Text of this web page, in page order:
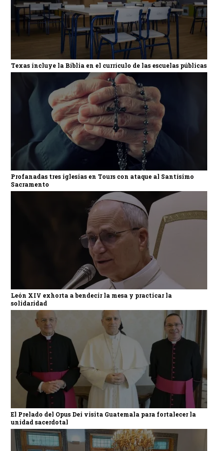
Texas incluye la Biblia en el currículo de las escuelas públicas
Profanadas tres iglesias en Tours con ataque al Santísimo
Sacramento
León XIV exhorta a bendecir la mesa y practicar la
solidaridad
El Prelado del Opus Dei visita Guatemala para fortalecer la
unidad sacerdotal